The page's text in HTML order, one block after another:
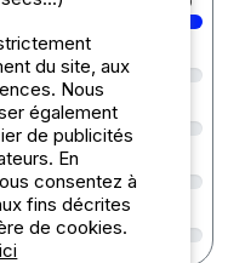
du site, aux
Nous
également
de publicités
En
consentez à
fins décrites
de cookies.